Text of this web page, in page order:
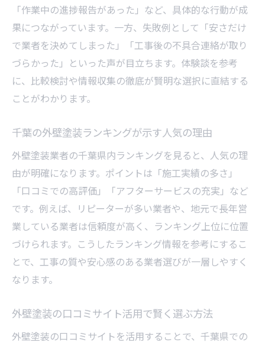
「作業中の進捗報告があった」など、具体的な行動が成
果につながっています。一方、失敗例として「安さだけ
で業者を決めてしまった」「工事後の不具合連絡が取り
づらかった」といった声が目立ちます。体験談を参考
に、比較検討や情報収集の徹底が賢明な選択に直結する
ことがわかります。
千葉の外壁塗装ランキングが示す人気の理由
外壁塗装業者の千葉県内ランキングを見ると、人気の理
由が明確になります。ポイントは「施工実績の多さ」
「口コミでの高評価」「アフターサービスの充実」など
です。例えば、リピーターが多い業者や、地元で長年営
業している業者は信頼度が高く、ランキング上位に位置
づけられます。こうしたランキング情報を参考にするこ
とで、工事の質や安心感のある業者選びが一層しやすく
なります。
外壁塗装の口コミサイト活用で賢く選ぶ方法
外壁塗装の口コミサイトを活用することで、千葉県での